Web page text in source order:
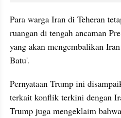
Para warga Iran di Teheran
ruangan di tengah ancaman
yang akan mengembalikan
Batu'.
Pernyataan Trump ini
terkait konflik terkini dengan
Trump juga mengeklaim